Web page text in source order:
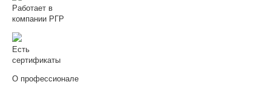
Работает в
компании РГР
Есть
сертификаты
О профессионале